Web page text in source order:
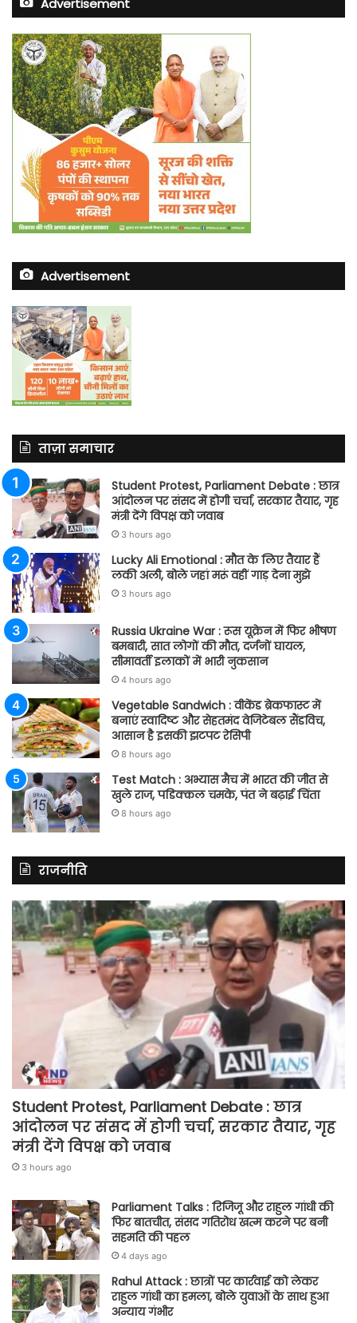
Advertisement
Advertisement
ताज़ा समाचार
Student Protest, Parliament Debate : छात्र
आंदोलन पर संसद में होगी चर्चा, सरकार तैयार, गृह
मंत्री देंगे विपक्ष को जवाब
3 hours ago
Lucky Ali Emotional : मौत के लिए तैयार हैं
लकी अली, बोले जहां मरूं वहीं गाड़ देना मुझे
3 hours ago
Russia Ukraine War : रूस यूक्रेन में फिर भीषण
बमबारी, सात लोगों की मौत, दर्जनों घायल,
सीमावर्ती इलाकों में भारी नुकसान
4 hours ago
Vegetable Sandwich : वीकेंड ब्रेकफास्ट में
बनाएं स्वादिष्ट और सेहतमंद वेजिटेबल सैंडविच,
आसान है इसकी झटपट रेसिपी
8 hours ago
Test Match : अभ्यास मैच में भारत की जीत से
खुले राज, पडिक्कल चमके, पंत ने बढ़ाई चिंता
8 hours ago
राजनीति
Student Protest, Parliament Debate : छात्र
आंदोलन पर संसद में होगी चर्चा, सरकार तैयार, गृह
मंत्री देंगे विपक्ष को जवाब
3 hours ago
Parliament Talks : रिजिजू और राहुल गांधी की
फिर बातचीत, संसद गतिरोध खत्म करने पर बनी
सहमति की पहल
4 days ago
Rahul Attack : छात्रों पर कार्रवाई को लेकर
राहुल गांधी का हमला, बोले युवाओं के साथ हुआ
अन्याय गंभीर